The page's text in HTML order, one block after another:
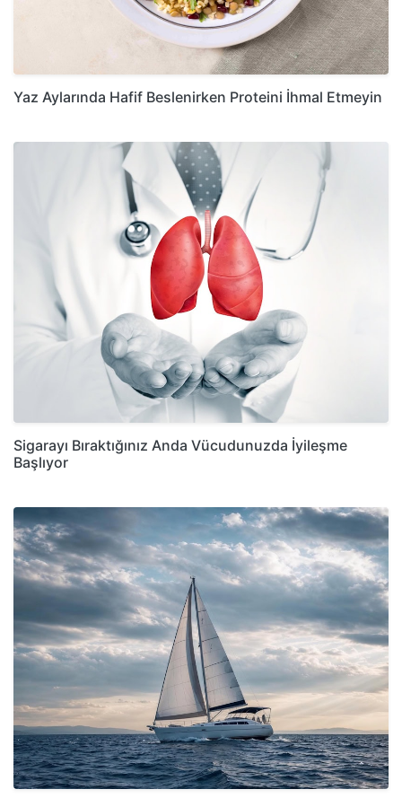
Yaz Aylarında Hafif Beslenirken Proteini İhmal Etmeyin
Sigarayı Bıraktığınız Anda Vücudunuzda İyileşme
Başlıyor